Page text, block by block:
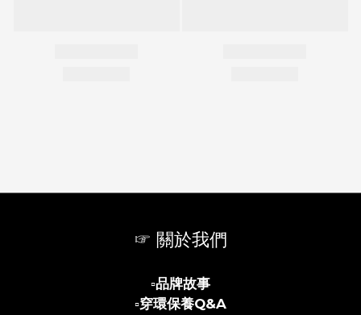
☞ 關於我們
▫️品牌故事
▫️穿環保養Q&A